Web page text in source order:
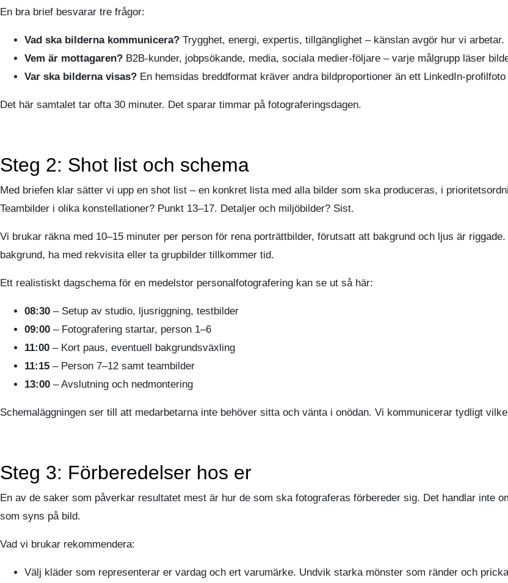
En bra brief besvarar tre frågor:
Vad ska bilderna kommunicera? Trygghet, energi, expertis, tillgänglighet – känslan avgör hur vi arbetar.
Vem är mottagaren? B2B-kunder, jobpsökande, media, sociala medier-följare – varje målgrupp läser
Var ska bilderna visas? En hemsidas breddformat kräver andra bildproportioner än ett LinkedIn-
Det här samtalet tar ofta 30 minuter. Det sparar timmar på fotograferingsdagen.
Steg 2: Shot list och schema
Med briefen klar sätter vi upp en shot list – en konkret lista med alla bilder som ska produceras, i
Teambilder i olika konstellationer? Punkt 13–17. Detaljer och miljöbilder? Sist.
Vi brukar räkna med 10–15 minuter per person för rena porträttbilder, förutsatt att bakgrund och ljus är
bakgrund, ha med rekvisita eller ta grupbilder tillkommer tid.
Ett realistiskt dagschema för en medelstor personalfotografering kan se ut så här:
08:30 – Setup av studio, ljusriggning, testbilder
09:00 – Fotografering startar, person 1–6
11:00 – Kort paus, eventuell bakgrundsväxling
11:15 – Person 7–12 samt teambilder
13:00 – Avslutning och nedmontering
Schemaläggningen ser till att medarbetarna inte behöver sitta och vänta i onödan. Vi kommunicerar tydligt
Steg 3: Förberedelser hos er
En av de saker som påverkar resultatet mest är hur de som ska fotograferas förbereder sig. Det handlar inte
som syns på bild.
Vad vi brukar rekommendera:
Välj kläder som representerar er vardag och ert varumärke. Undvik starka mönster som ränder och